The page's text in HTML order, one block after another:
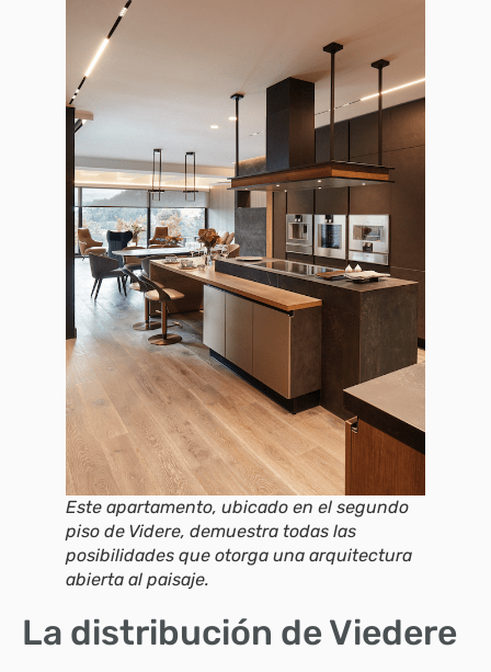
Este apartamento, ubicado en el segundo
piso de Videre, demuestra todas las
posibilidades que otorga una arquitectura
abierta al paisaje.
La distribución de Viedere